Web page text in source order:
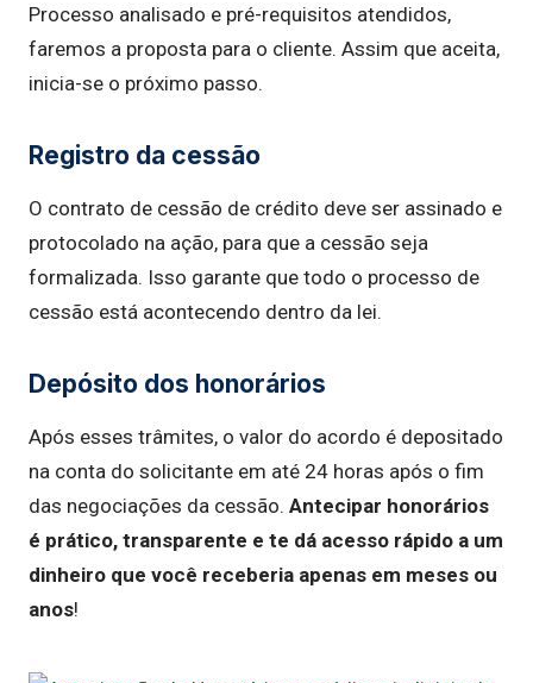
Processo analisado e pré-requisitos atendidos,
faremos a proposta para o cliente. Assim que aceita,
inicia-se o próximo passo.
Registro da cessão
O contrato de cessão de crédito deve ser assinado e
protocolado na ação, para que a cessão seja
formalizada. Isso garante que todo o processo de
cessão está acontecendo dentro da lei.
Depósito dos honorários
Após esses trâmites, o valor do acordo é depositado
na conta do solicitante em até 24 horas após o fim
das negociações da cessão. Antecipar honorários
é prático, transparente e te dá acesso rápido a um
dinheiro que você receberia apenas em meses ou
anos!